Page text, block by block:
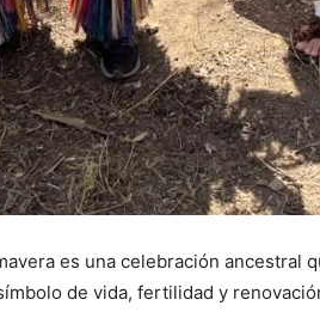
es una celebración ancestral
de vida, fertilidad y